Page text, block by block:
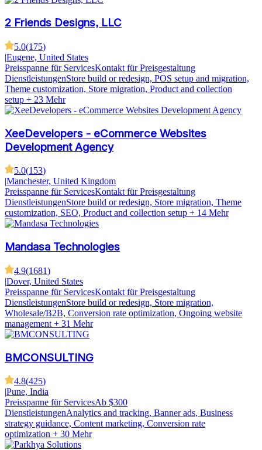
2 Friends Designs, LLC
5.0(175)
|Eugene, United States
Preisspanne für ServicesKontakt für Preisgestaltung
DienstleistungenStore build or redesign, POS setup and migration,
Theme customization, Store migration, Product and collection
setup + 23 Mehr
XeeDevelopers - eCommerce Websites
Development Agency
5.0(153)
Manchester, United Kingdom
Preisspanne für ServicesKontakt für Preisgestaltung
DienstleistungenStore build or redesign, Store migration, Theme
customization, SEO, Product and collection setup + 14 Mehr
Mandasa Technologies
4.9(1681)
|Dover, United States
Preisspanne für ServicesKontakt für Preisgestaltung
DienstleistungenStore build or redesign, Store migration,
Wholesale/B2B, Conversion rate optimization, Ongoing website
management + 31 Mehr
BMCONSULTING
4.8(425)
|Pune, India
Preisspanne für ServicesAb $300
DienstleistungenAnalytics and tracking, Banner ads, Business
strategy guidance, Content marketing, Conversion rate
optimization + 30 Mehr